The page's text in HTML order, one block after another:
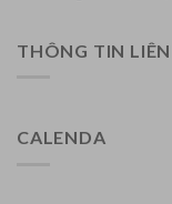
THÔNG TIN
CALENDA